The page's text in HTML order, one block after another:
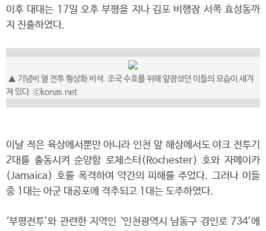
이후 대대는 17일 오후 부평을 지나 김포 비행장 서쪽 효성동까
지 진출하였다.
▲ 기념비 옆 전투 형상화 비석. 조국 수호를 위해 앞장섰던 이들의 모습이 새겨
져 있다. ⓒkonas.net
이날 적은 육상에서뿐만 아니라 인천 앞 해상에서도 야크 전투기
2대를 출동시켜 순양함 로체스터(Rochester) 호와 자메이카
(Jamaica) 호를 폭격하여 약간의 피해를 주었다. 그러나 이들
중 1대는 아군 대공포에 격추되고 1대는 도주하였다.
‘부평전투’와 관련한 지역인 ‘인천광역시 남동구 경인로 734’에